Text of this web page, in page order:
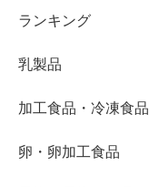
ランキング
乳製品
加工食品・冷凍食品
卵・卵加工食品